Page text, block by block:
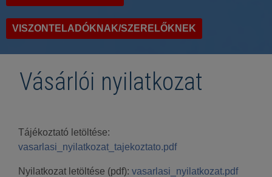
VISZONTELADÓKNAK/SZERELŐKNEK
Vásárlói nyilatkozat
Tájékoztató letöltése:
vasarlasi_nyilatkozat_tajekoztato.pdf
Nyilatkozat letöltése (pdf): vasarlasi_nyilatkozat.pdf